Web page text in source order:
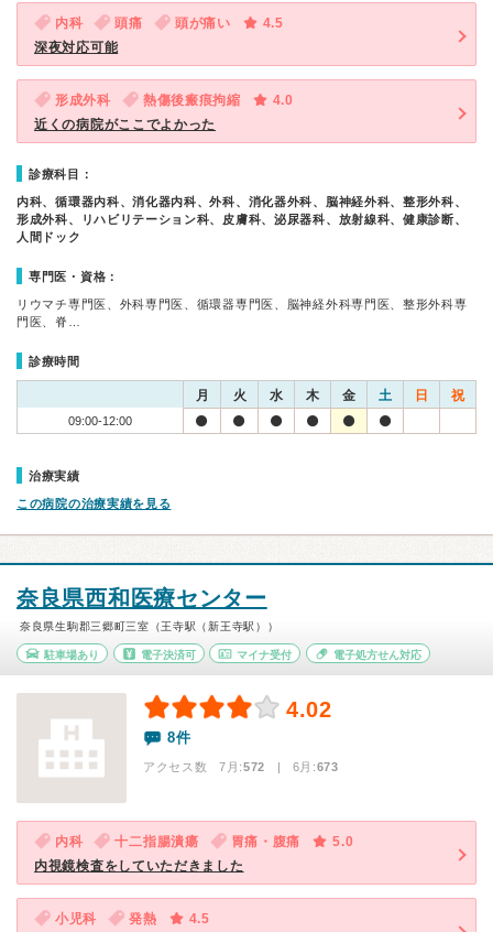
内科 頭痛 頭が痛い
4.5
深夜対応可能
形成外科 熱傷後瘢痕拘縮
4.0
近くの病院がここでよかった
診療科目：
内科、循環器内科、消化器内科、外科、消化器外科、脳神経外科、整形外科、
形成外科、リハビリテーション科、皮膚科、泌尿器科、放射線科、健康診断、
人間ドック
専門医・資格：
リウマチ専門医、外科専門医、循環器専門医、脳神経外科専門医、整形外科専
門医、脊…
診療時間
月 火 水 木 金 土 日 祝
09:00-12:00
治療実績
この病院の治療実績を見る
奈良県西和医療センター
奈良県生駒郡三郷町三室（王寺駅（新王寺駅））
駐車場あり 電子決済可 マイナ受付 電子処方せん対応
4.02
8件
アクセス数 7月:572 | 6月:673
内科 十二指腸潰瘍 胃痛・腹痛
5.0
内視鏡検査をしていただきました
小児科 発熱
4.5